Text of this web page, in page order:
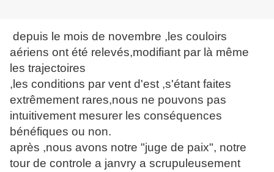
depuis le mois de novembre ,les couloirs
aériens ont été relevés,modifiant par là même
les trajectoires
,les conditions par vent d'est ,s'étant faites
extrêmement rares,nous ne pouvons pas
intuitivement mesurer les conséquences
bénéfiques ou non.
après ,nous avons notre "juge de paix", notre
tour de controle a janvry a scrupuleusement